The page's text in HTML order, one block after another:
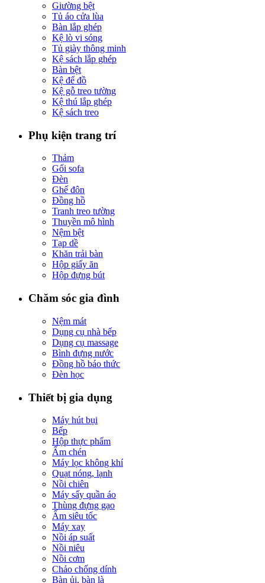
Giường bệt
Tủ áo cửa lùa
Bàn lắp ghép
Kệ lò vi sóng
Tủ giày thông minh
Kệ sách lắp ghép
Bàn bệt
Kệ để đồ
Kệ gỗ treo tường
Kệ thú lắp ghép
Kệ sách treo
Phụ kiện trang trí
Thảm
Gối sofa
Đèn
Ghế đôn
Đồng hồ
Tranh treo tường
Thuyền mô hình
Nệm bệt
Tạp dề
Khăn trải bàn
Hộp giấy ăn
Hộp đựng bút
Chăm sóc gia đình
Nệm mát
Dụng cụ nhà bếp
Dụng cụ massage
Bình đựng nước
Đồng hồ báo thức
Đèn học
Thiết bị gia dụng
Máy hút bụi
Bếp
Hộp thực phẩm
Ấm chén
Máy lọc không khí
Quạt nóng, lạnh
Nồi chiên
Máy sấy quần áo
Thùng đựng gạo
Ấm siêu tốc
Máy xay
Nồi áp suất
Nồi niêu
Nồi cơm
Chảo chống dính
Bàn ủi, bàn là